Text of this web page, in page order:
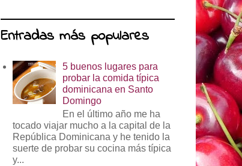
Entradas más populares
5 buenos lugares para
probar la comida típica
dominicana en Santo
Domingo
En el último año me ha
tocado viajar mucho a la capital de la
República Dominicana y he tenido la
suerte de probar su cocina más típica
y...